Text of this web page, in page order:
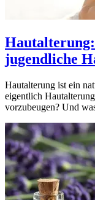
jugendliche
Hautalterung ist ein
eigentlich
vorzubeugen? Und